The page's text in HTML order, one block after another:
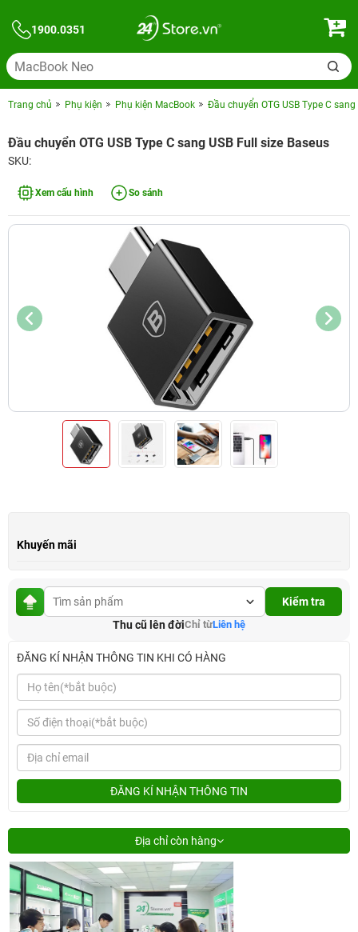
1900.0351
Trang chủ Phụ kiện Phụ kiện MacBook Đầu chuyển OTG USB Type C
Đầu chuyển OTG USB Type C sang USB Full size Baseus
SKU:
Xem cấu hình So sánh
Khuyến mãi
Kiểm tra
Thu cũ lên đờiChỉ từLiên hệ
ĐĂNG KÍ NHẬN THÔNG TIN KHI CÓ HÀNG
ĐĂNG KÍ NHẬN THÔNG TIN
Địa chỉ còn hàng